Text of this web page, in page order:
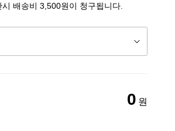
배송비 3,500원이 청구됩니다.
0 원